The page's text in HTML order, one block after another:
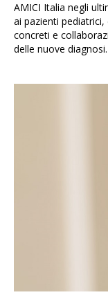
AMICI Italia negli
ai pazienti
concreti e
delle nuove diagnosi.